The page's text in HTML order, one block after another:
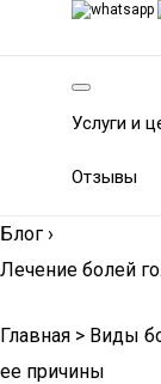
Услуги и
Отзывы
Блог ›
Лечение болей
Главная > Виды
ее причины